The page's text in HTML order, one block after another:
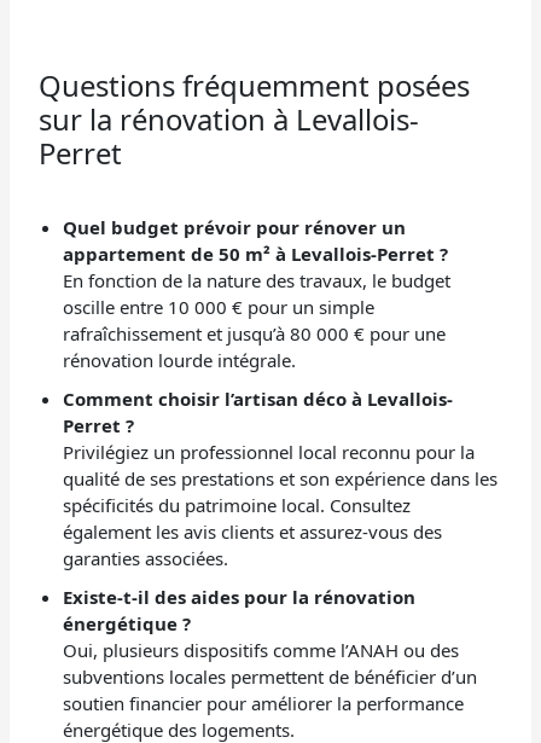
Questions fréquemment posées
sur la rénovation à Levallois-
Perret
Quel budget prévoir pour rénover un
appartement de 50 m² à Levallois-Perret ?
En fonction de la nature des travaux, le budget
oscille entre 10 000 € pour un simple
rafraîchissement et jusqu’à 80 000 € pour une
rénovation lourde intégrale.
Comment choisir l’artisan déco à Levallois-
Perret ?
Privilégiez un professionnel local reconnu pour la
qualité de ses prestations et son expérience dans les
spécificités du patrimoine local. Consultez
également les avis clients et assurez-vous des
garanties associées.
Existe-t-il des aides pour la rénovation
énergétique ?
Oui, plusieurs dispositifs comme l’ANAH ou des
subventions locales permettent de bénéficier d’un
soutien financier pour améliorer la performance
énergétique des logements.